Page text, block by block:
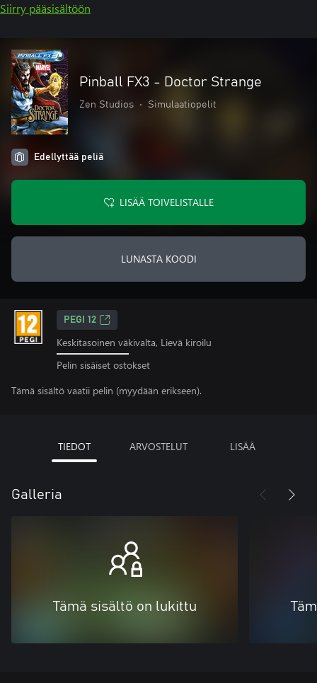
Siirry pääsisältöön
Pinball FX3 - Doctor Strange
Zen Studios • Simulaatiopelit
Edellyttää peliä
LISÄÄ TOIVELISTALLE
LUNASTA KOODI
PEGI 12
Keskitasoinen väkivalta, Lievä kiroilu
Pelin sisäiset ostokset
Tämä sisältö vaatii pelin (myydään erikseen).
TIEDOT ARVOSTELUT LISÄÄ
Galleria
Tämä sisältö on lukittu